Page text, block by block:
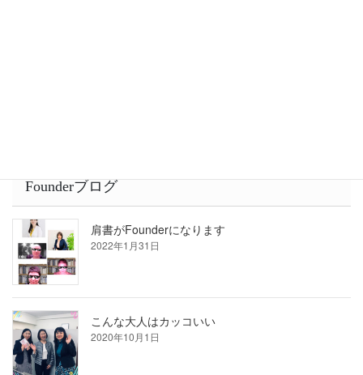
Founderブログ
肩書がFounderになります
2022年1月31日
こんな大人はカッコいい
2020年10月1日